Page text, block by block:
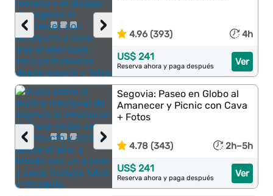
›
‹ 4.96 (393) 4h
Ver
US$ 241
Reserva ahora y paga después
›
‹
Segovia: Paseo en Globo al
Amanecer y Picnic con Cava
+ Fotos
4.78 (343) 2h–5h
Ver
US$ 241
Reserva ahora y paga después